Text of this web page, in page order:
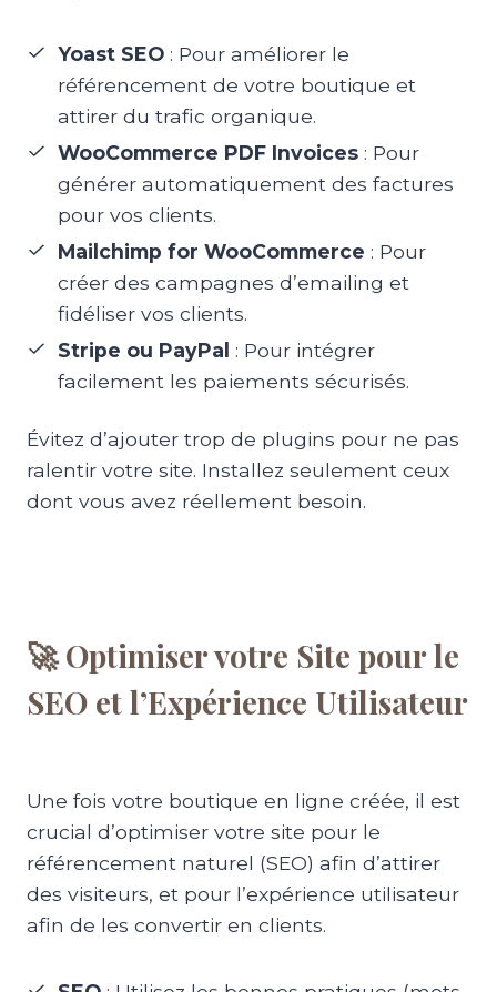
Yoast SEO: Pour améliorer le
référencement de votre boutique et
attirer du trafic organique.
WooCommerce PDF Invoices: Pour
générer automatiquement des factures
pour vos clients.
Mailchimp for WooCommerce : Pour
créer des campagnes d’emailing et
fidéliser vos clients.
Stripe ou PayPal : Pour intégrer
facilement les paiements sécurisés.
Évitez d’ajouter trop de plugins pour ne pas
ralentir votre site. Installez seulement ceux
dont vous avez réellement besoin.
🚀 Optimiser votre Site pour le
SEO et l’Expérience Utilisateur
Une fois votre boutique en ligne créée, il est
crucial d’optimiser votre site pour le
référencement naturel (SEO) afin d’attirer
des visiteurs, et pour l’expérience utilisateur
afin de les convertir en clients.